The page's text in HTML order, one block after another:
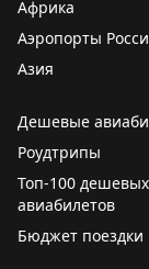
👉 «Пора
структуры
транспорта и
решения.
Фото:izhavia.su
👉«Пора
|MAX
Африка
Аэропорты
Азия
Дешевые
Роудтрипы
Топ-100 дешевых
авиабилетов
Бюджет поездки